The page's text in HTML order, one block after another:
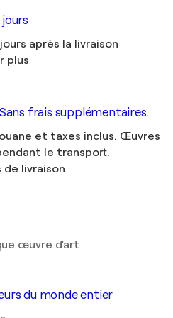
après la livraison
plus
frais supplémentaires.
et taxes inclus. Œuvres
le transport.
de livraison
œuvre d'art
du monde entier